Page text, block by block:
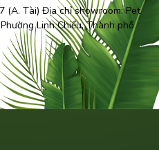
(A. Tài) Địa chỉ showroom:Pet
Linh Chiểu, Thành phố